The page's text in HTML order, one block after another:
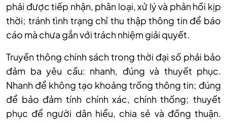
phải được tiếp nhận, phân loại, xử lý và phản hồi kịp
thời; tránh tình trạng chỉ thu thập thông tin để báo
cáo mà chưa gắn với trách nhiệm giải quyết.
Truyền thông chính sách trong thời đại số phải bảo
đảm ba yêu cầu: nhanh, đúng và thuyết phục.
Nhanh để không tạo khoảng trống thông tin; đúng
để bảo đảm tính chính xác, chính thống; thuyết
phục để người dân hiểu, chia sẻ và đồng thuận.